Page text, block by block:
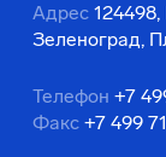
Адрес
Зеленоград,
Телефон +7
Факс +7 499